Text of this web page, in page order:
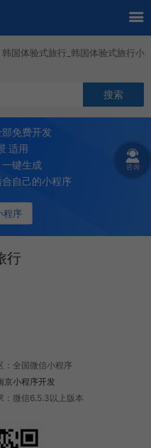
韩国体验式旅行_韩国体验式旅行小
程序
免费开发
适用
一键生成
自己的小程序
行
：全国微信小程序
京小程序开发
：微信6.5.3以上版本